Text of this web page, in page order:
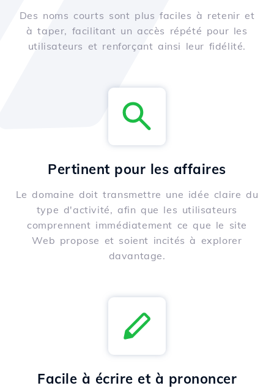
Des noms courts sont plus faciles à retenir et
à taper, facilitant un accès répété pour les
utilisateurs et renforçant ainsi leur fidélité.
Pertinent pour les affaires
Le domaine doit transmettre une idée claire du
type d'activité, afin que les utilisateurs
comprennent immédiatement ce que le site
Web propose et soient incités à explorer
davantage.
Facile à écrire et à prononcer